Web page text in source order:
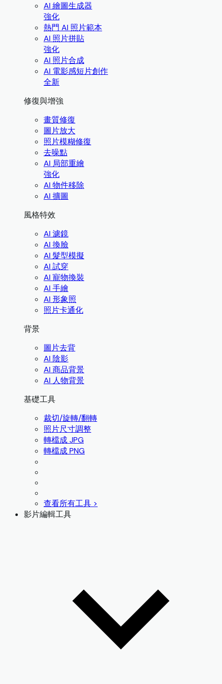
AI 繪圖生成器
強化
熱門 AI 照片範本
AI 照片拼貼
強化
AI 照片合成
AI 電影感短片創作
全新
修復與增強
畫質修復
圖片放大
照片模糊修復
去噪點
AI 局部重繪
強化
AI 物件移除
AI 擴圖
風格特效
AI 濾鏡
AI 換臉
AI 髮型模擬
AI 試穿
AI 寵物換裝
AI 手繪
AI 形象照
照片卡通化
背景
圖片去背
AI 陰影
AI 商品背景
AI 人物背景
基礎工具
裁切/旋轉/翻轉
照片尺寸調整
轉檔成 JPG
轉檔成 PNG
查看所有工具 >
影片編輯工具